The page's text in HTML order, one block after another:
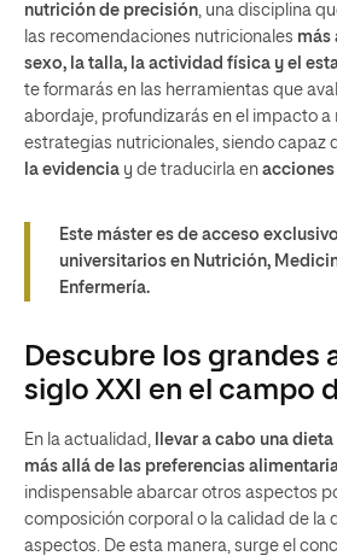
nutrición de precisión, una disciplina
las recomendaciones nutricionales más
sexo, la talla, la actividad física y el
te formarás en las herramientas que
abordaje, profundizarás en el impacto a
estrategias nutricionales, siendo capaz
la evidencia y de traducirla en acciones
Este máster es de acceso
universitarios en Nutrición,
Enfermería.
Descubre los grandes
siglo XXI en el campo
En la actualidad,
llevar a cabo una
más allá de las preferencias
indispensable abarcar otros aspectos
composición corporal o la calidad de la
aspectos. De esta manera, surge el